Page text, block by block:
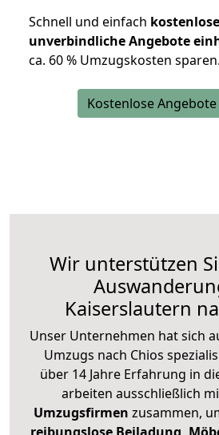
Schnell und einfach
unverbindliche Angebote
ca. 60 % Umzugskosten sparen.
Kostenlose
Wir unterstützen
Kaiserslautern
Unser Unternehmen hat sich
Umzugs nach Chios
über 14 Jahre Erfahrung in
arbeiten ausschließlich
Umzugsfirmen zusammen,